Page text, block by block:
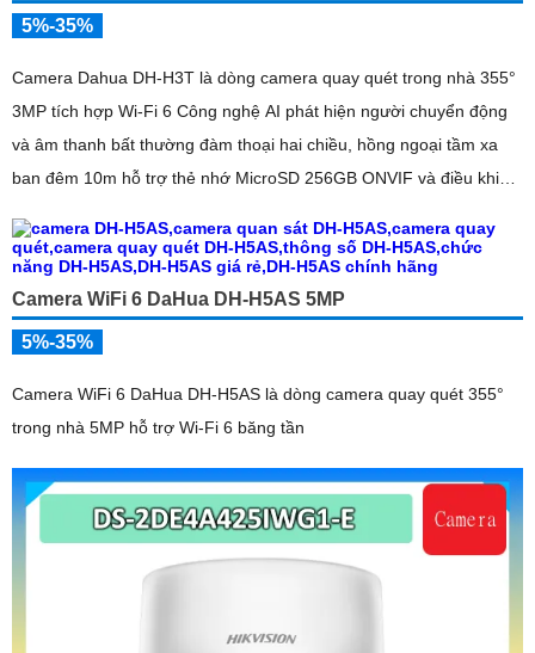
5%-35%
Camera Dahua DH-H3T là dòng camera quay quét trong nhà 355°
3MP tích hợp Wi-Fi 6 Công nghệ AI phát hiện người chuyển động
và âm thanh bất thường đàm thoại hai chiều, hồng ngoại tầm xa
ban đêm 10m hỗ trợ thẻ nhớ MicroSD 256GB ONVIF và điều khiển
Camera WiFi 6 DaHua DH-H5AS 5MP
5%-35%
Camera WiFi 6 DaHua DH-H5AS là dòng camera quay quét 355°
trong nhà 5MP hỗ trợ Wi-Fi 6 băng tần